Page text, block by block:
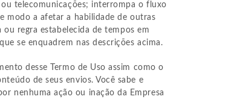
telecomunicações; interrompa o fluxo
modo a afetar a habilidade de outras
regra estabelecida de tempos em
se enquadrem nas descrições acima.
desse Termo de Uso assim como o
de seus envios. Você sabe e
nenhuma ação ou inação da Empresa